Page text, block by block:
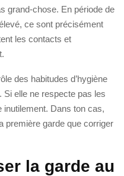
grand-chose. En période de
ce sont précisément
les contacts et
des habitudes d’hygiène
Si elle ne respecte pas les
inutilement. Dans ton cas,
première garde que corriger
la garde au